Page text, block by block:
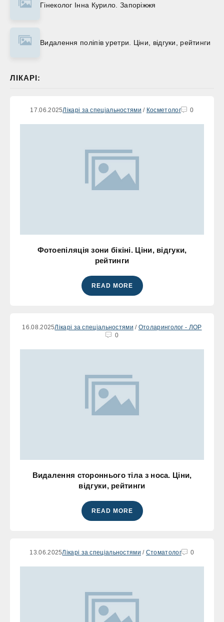
Гінеколог Інна Курило. Запоріжжя
Видалення поліпів уретри. Ціни, відгуки, рейтинги
ЛІКАРІ:
17.06.2025Лікарі за спеціальностями / Косметолог 0
Фотоепіляція зони бікіні. Ціни, відгуки,
рейтинги
READ MORE
16.08.2025Лікарі за спеціальностями / Отоларинголог - ЛОР
0
Видалення стороннього тіла з носа. Ціни,
відгуки, рейтинги
READ MORE
13.06.2025Лікарі за спеціальностями / Стоматолог 0